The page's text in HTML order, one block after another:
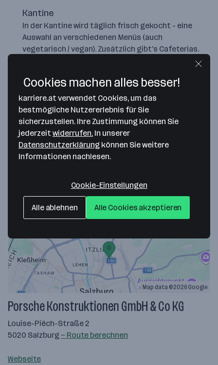
Kantine
In der Kantine wird täglich frisch gekocht - eine
Auswahl an verschiedenen Menüs (auch
vegetarisch / vegan). Zusätzlich gibt's Cafeterias.
Wir bieten Vorsorgeuntersuchungen, Impfaktionen
und Vitalchecks an. Zudem gibt es verschiedenste
WorkOUT Angebote und Betriebssportgruppen.
Personalvergünstigungen
Mitarbeiterkonditionen gibt's beim Autokauf, bei
der Finanzierung - und für Service, Reparatur und
Zubehör. Auch für die Familie.
Map data ©2026 Google
Porsche Konstruktionen GmbH & Co KG
Louise-Piëch-Straße 2
5020 Salzburg — Route berechnen
Webseite
Cookies machen alles besser!
karriere.at verwendet Cookies, um das
bestmögliche Nutzererlebnis für Sie
sicherzustellen. Ihre Zustimmung können Sie
jederzeitwiderrufen. In unserer
Datenschutzerklärung können Sie weitere
Informationen nachlesen.
Cookie-Einstellungen
Alle ablehnen Alle Cookies akzeptieren